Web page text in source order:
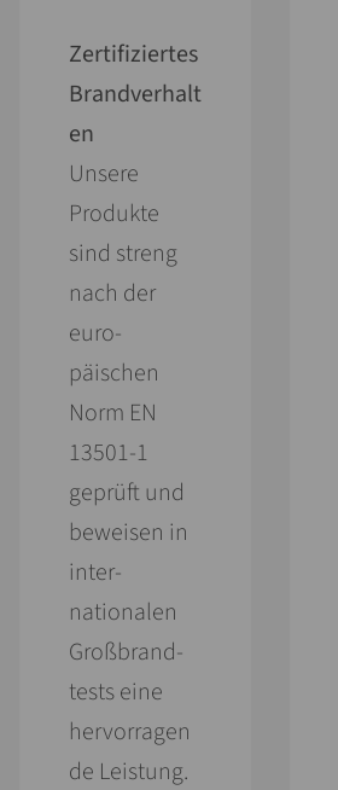
Zertifiziertes
Brandverhalt
en
Unsere
Produkte
sind streng
nach der
euro­
päischen
Norm EN
13501-1
geprüft und
beweisen in
inter­
nationalen
Groß­brand­
tests eine
hervorragen
de Leistung.